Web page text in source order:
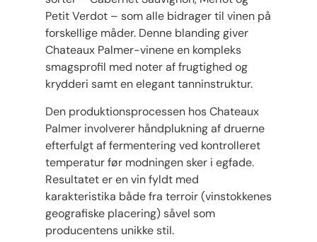
Petit Verdot – som alle bidrager til vinen på
forskellige måder. Denne blanding giver
Chateaux Palmer-vinene en kompleks
smagsprofil med noter af frugtighed og
krydderi samt en elegant tanninstruktur.
Den produktionsprocessen hos Chateaux
Palmer involverer håndplukning af druerne
efterfulgt af fermentering ved kontrolleret
temperatur før modningen sker i egfade.
Resultatet er en vin fyldt med
karakteristika både fra terroir (vinstokkenes
geografiske placering) såvel som
producentens unikke stil.